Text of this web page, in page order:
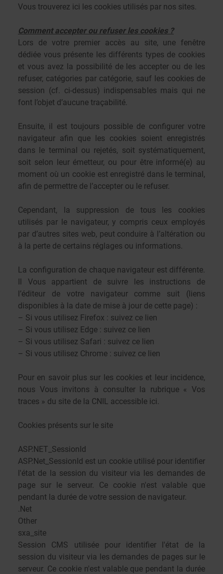
Vous trouverez ici les cookies utilisés par nos sites.
Comment accepter ou refuser les cookies ?
Lors de votre premier accès au site, une fenêtre
dédiée vous présente les différents types de cookies
et vous avez la possibilité de les accepter ou de les
refuser, catégories par catégorie, sauf les cookies de
session (cf. ci-dessus) indispensables mais qui ne
font l’objet d’aucune traçabilité.
Ensuite, il est toujours possible de configurer votre
navigateur afin que les cookies soient enregistrés
dans le terminal ou rejetés, soit systématiquement,
soit selon leur émetteur, ou pour être informé(e) au
moment où un cookie est enregistré dans le terminal,
afin de permettre de l’accepter ou le refuser.
Cependant, la suppression de tous les cookies
utilisés par le navigateur, y compris ceux employés
par d’autres sites web, peut conduire à l’altération ou
à la perte de certains réglages ou informations.
La configuration de chaque navigateur est différente.
Il Vous appartient de suivre les instructions de
l’éditeur de votre navigateur comme suit (liens
disponibles à la date de mise à jour de cette page) :
– Si vous utilisez Firefox : suivez ce lien
– Si vous utilisez Edge : suivez ce lien
– Si vous utilisez Safari : suivez ce lien
– Si vous utilisez Chrome : suivez ce lien
Pour en savoir plus sur les cookies et leur incidence,
nous Vous invitons à consulter la rubrique « Vos
traces » du site de la CNIL accessible ici.
Cookies présents sur le site
ASP.NET_SessionId
ASP.Net_SessionId est un cookie utilisé pour identifier
l'état de la session du visiteur via les demandes de
page sur le serveur. Ce cookie n'est valable que
pendant la durée de votre session de navigateur.
.Net
Other
sxa_site
Session CMS utilisée pour identifier l'état de la
session du visiteur via les demandes de pages sur le
serveur. Ce cookie n'est valable que pendant la durée